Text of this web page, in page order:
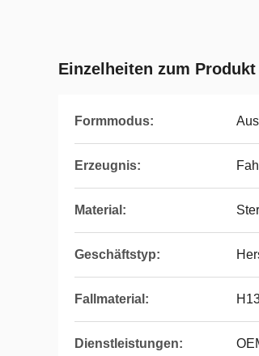
Einzelheiten zum Produkt
Formmodus:
Erzeugnis:
Material:
Geschäftstyp:
Fallmaterial:
Dienstleistungen: